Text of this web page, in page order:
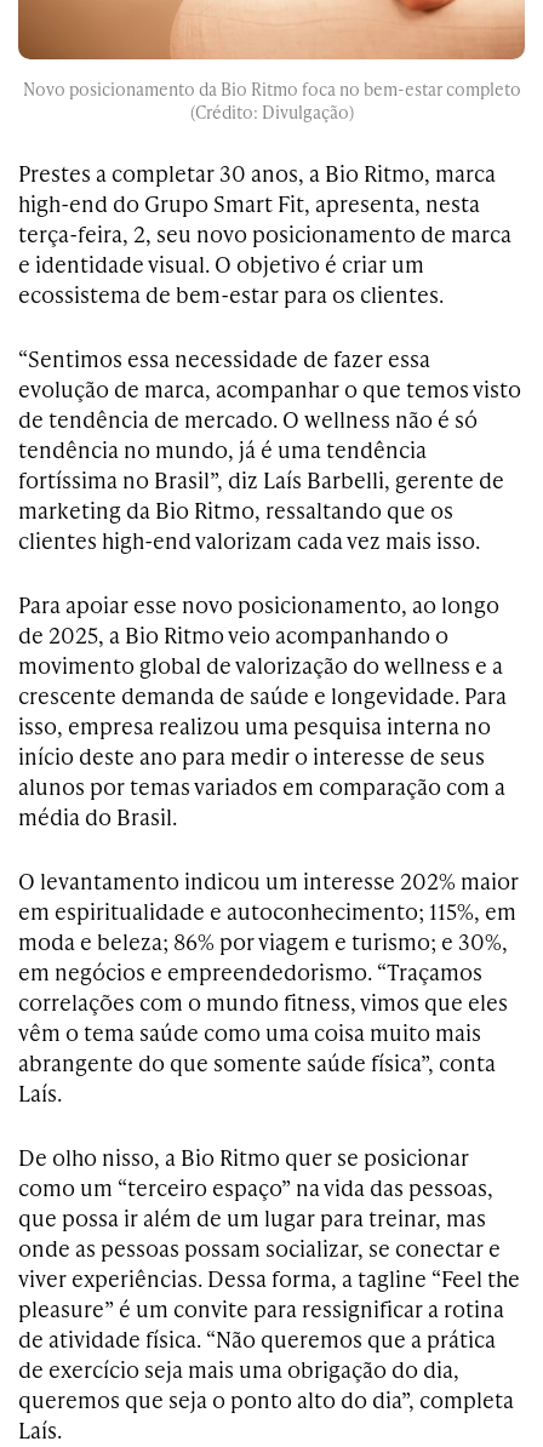
Novo posicionamento da Bio Ritmo foca no bem-estar completo
(Crédito: Divulgação)
Prestes a completar 30 anos, a Bio Ritmo, marca
high-end do Grupo Smart Fit, apresenta, nesta
terça-feira, 2, seu novo posicionamento de marca
e identidade visual. O objetivo é criar um
ecossistema de bem-estar para os clientes.
“Sentimos essa necessidade de fazer essa
evolução de marca, acompanhar o que temos visto
de tendência de mercado. O wellness não é só
tendência no mundo, já é uma tendência
fortíssima no Brasil”, diz Laís Barbelli, gerente de
marketing da Bio Ritmo, ressaltando que os
clientes high-end valorizam cada vez mais isso.
Para apoiar esse novo posicionamento, ao longo
de 2025, a Bio Ritmo veio acompanhando o
movimento global de valorização do wellness e a
crescente demanda de saúde e longevidade. Para
isso, empresa realizou uma pesquisa interna no
início deste ano para medir o interesse de seus
alunos por temas variados em comparação com a
média do Brasil.
O levantamento indicou um interesse 202% maior
em espiritualidade e autoconhecimento; 115%, em
moda e beleza; 86% por viagem e turismo; e 30%,
em negócios e empreendedorismo. “Traçamos
correlações com o mundo fitness, vimos que eles
vêm o tema saúde como uma coisa muito mais
abrangente do que somente saúde física”, conta
Laís.
De olho nisso, a Bio Ritmo quer se posicionar
como um “terceiro espaço” na vida das pessoas,
que possa ir além de um lugar para treinar, mas
onde as pessoas possam socializar, se conectar e
viver experiências. Dessa forma, a tagline “Feel the
pleasure” é um convite para ressignificar a rotina
de atividade física. “Não queremos que a prática
de exercício seja mais uma obrigação do dia,
queremos que seja o ponto alto do dia”, completa
Laís.